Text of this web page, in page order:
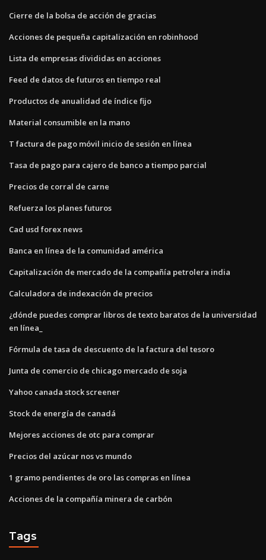
Cierre de la bolsa de acción de gracias
Acciones de pequeña capitalización en robinhood
Lista de empresas divididas en acciones
Feed de datos de futuros en tiempo real
Productos de anualidad de índice fijo
Material consumible en la mano
T factura de pago móvil inicio de sesión en línea
Tasa de pago para cajero de banco a tiempo parcial
Precios de corral de carne
Refuerza los planes futuros
Cad usd forex news
Banca en línea de la comunidad américa
Capitalización de mercado de la compañía petrolera india
Calculadora de indexación de precios
¿dónde puedes comprar libros de texto baratos de la universidad
en línea_
Fórmula de tasa de descuento de la factura del tesoro
Junta de comercio de chicago mercado de soja
Yahoo canada stock screener
Stock de energía de canadá
Mejores acciones de otc para comprar
Precios del azúcar nos vs mundo
1 gramo pendientes de oro las compras en línea
Acciones de la compañía minera de carbón
Tags